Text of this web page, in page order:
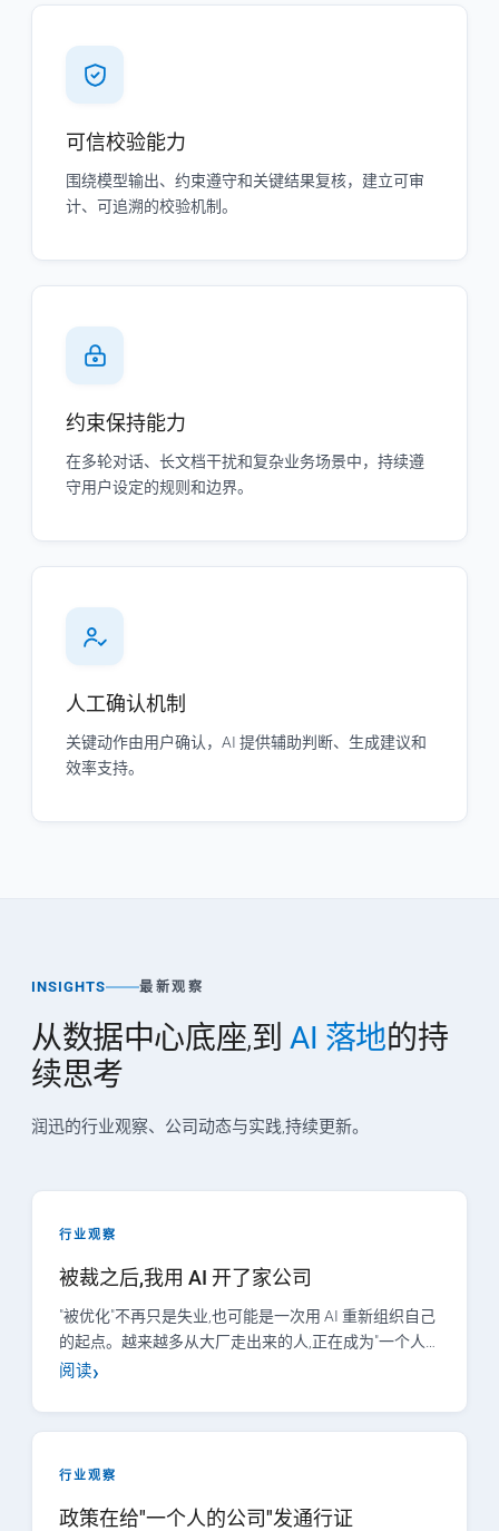
可信校验能力
围绕模型输出、约束遵守和关键结果复核，建立可审
计、可追溯的校验机制。
约束保持能力
在多轮对话、长文档干扰和复杂业务场景中，持续遵
守用户设定的规则和边界。
人工确认机制
关键动作由用户确认，AI 提供辅助判断、生成建议和
效率支持。
INSIGHTS 最新观察
从数据中心底座,到AI 落地的持
续思考
润迅的行业观察、公司动态与实践,持续更新。
行业观察
被裁之后,我用 AI 开了家公司
"被优化"不再只是失业,也可能是一次用 AI 重新组织自己
的起点。越来越多从大厂走出来的人,正在成为"一个人…
阅读
行业观察
政策在给"一个人的公司"发通行证